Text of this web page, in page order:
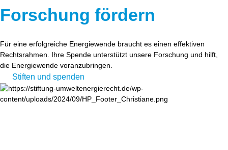
Forschung fördern
Für eine erfolgreiche Energiewende braucht es einen effektiven
Rechtsrahmen. Ihre Spende unterstützt unsere Forschung und hilft,
die Energiewende voranzubringen.
Stiften und spenden